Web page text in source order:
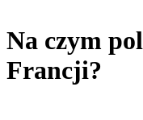
Na czym
Francji?